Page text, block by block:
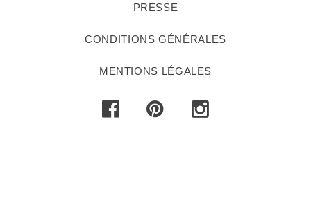
PRESSE
CONDITIONS GÉNÉRALES
MENTIONS LÉGALES